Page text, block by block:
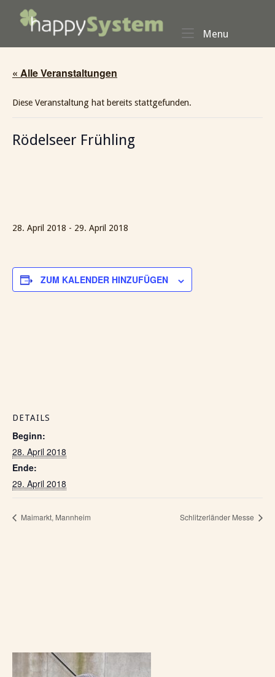
Home
Menu
« Alle Veranstaltungen
Diese Veranstaltung hat bereits stattgefunden.
Rödelseer Frühling
28. April 2018 - 29. April 2018
ZUM KALENDER HINZUFÜGEN
DETAILS
Beginn:
28. April 2018
Ende:
29. April 2018
Maimarkt, Mannheim Schlitzerländer Messe